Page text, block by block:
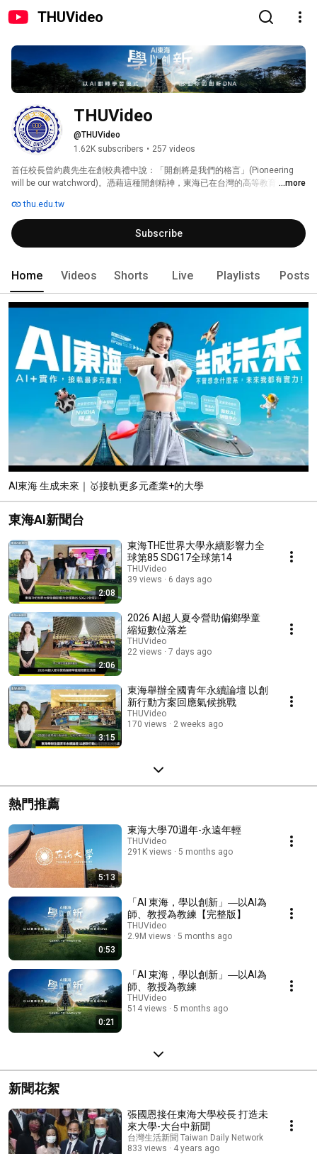
THUVideo
THUVideo
@THUVideo
1.62K subscribers • 257 videos
首任校長曾約農先生在創校典禮中說：「開創將是我們的格言」(Pioneering
will be our watchword)。憑藉這種開創精神，東海已在台灣的高等教育史上建
灣第一所具有完整規劃的校園。
...more
thu.edu.tw
Subscribe
Home Videos Shorts Live Playlists Posts
AI東海 生成未來｜🥇接軌更多元產業+的大學
東海AI新聞台
2:08
東海THE世界大學永續影響力全
球第85 SDG17全球第14
THUVideo
39 views
6 days ago
2:06
2026 AI超人夏令營助偏鄉學童
縮短數位落差
THUVideo
22 views
7 days ago
3:15
東海舉辦全國青年永續論壇 以創
新行動方案回應氣候挑戰
THUVideo
170 views
2 weeks ago
熱門推薦
5:13
東海大學70週年-永遠年輕
THUVideo
291K views
5 months ago
0:53
「AI 東海，學以創新」―以AI為
師、教授為教練【完整版】
THUVideo
2.9M views
5 months ago
0:21
「AI 東海，學以創新」―以AI為
師、教授為教練
THUVideo
514 views
5 months ago
新聞花絮
張國恩接任東海大學校長 打造未
來大學-大台中新聞
台灣生活新聞 Taiwan Daily Network
833 views
4 years ago